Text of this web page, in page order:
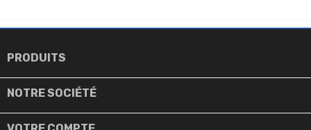
PRODUITS
NOTRE SOCIÉTÉ